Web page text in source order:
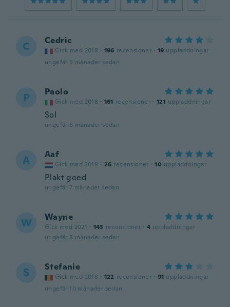
C Cedric
Gick med 2018 · 196 recensioner · 19 uppladdningar
ungefär 5 månader sedan
P Paolo
Gick med 2018 · 161 recensioner · 121 uppladdningar
Sol
ungefär 6 månader sedan
A Aaf
Gick med 2019 · 26 recensioner · 10 uppladdningar
Plakt goed
ungefär 7 månader sedan
W Wayne
Gick med 2021 · 143 recensioner · 4 uppladdningar
ungefär 8 månader sedan
S Stefanie
Gick med 2018 · 122 recensioner · 91 uppladdningar
ungefär 10 månader sedan